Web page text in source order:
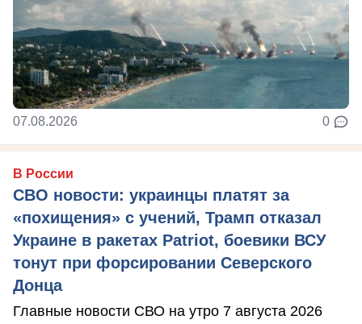
07.08.2026 0
В России
СВО новости: украинцы платят за
«похищения» с учений, Трамп отказал
Украине в ракетах Patriot, боевики ВСУ
тонут при форсировании Северского
Донца
Главные новости СВО на утро 7 августа 2026